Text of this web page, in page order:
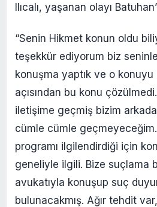
Ilıcalı, yaşanan olayı
“Senin Hikmet konun oldu
teşekkür ediyorum biz
konuşma yaptık ve o
açısından bu konu
iletişime geçmiş bizim
cümle cümle
programı ilgilendirdiği için
geneliyle ilgili. Bize suçlama
avukatıyla konuşup suç
bulunacakmış. Ağır tehdit